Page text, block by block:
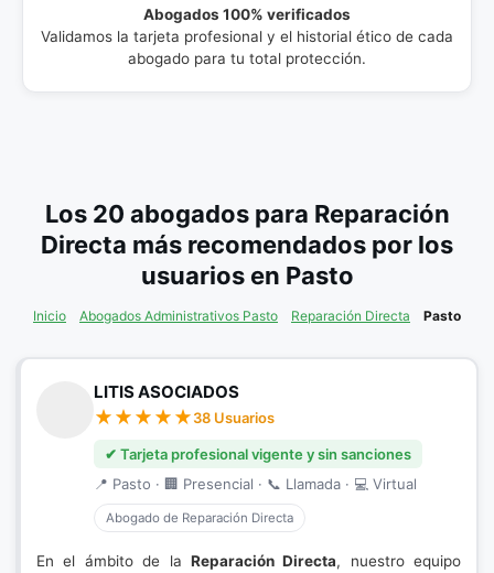
Abogados 100% verificados
Validamos la tarjeta profesional y el historial ético de cada
abogado para tu total protección.
Los 20 abogados para Reparación
Directa más recomendados por los
usuarios en Pasto
Inicio Abogados Administrativos Pasto Reparación Directa Pasto
LITIS ASOCIADOS
38 Usuarios
✔ Tarjeta profesional vigente y sin sanciones
📍 Pasto · 🏢 Presencial · 📞 Llamada · 💻 Virtual
Abogado de Reparación Directa
En el ámbito de la Reparación Directa, nuestro equipo